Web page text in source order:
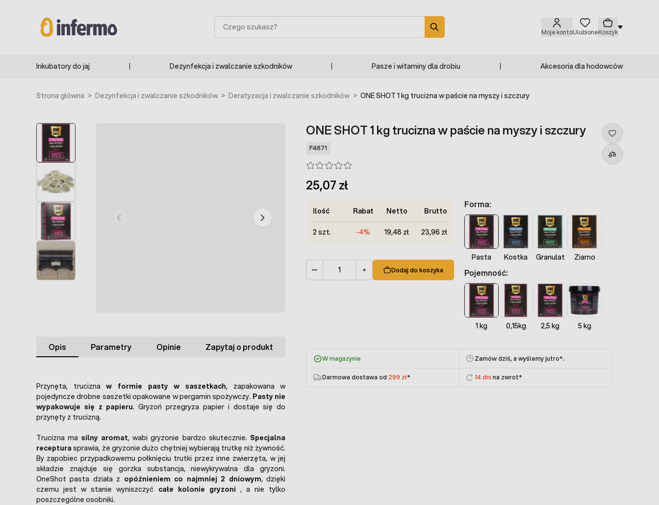
Moje kontoUlubioneKoszyk
Szukaj
Inkubatory do jaj Dezynfekcja i zwalczanie szkodników Pasze i witaminy dla drobiu Akcesoria dla hodowców
Strona główna > Dezynfekcja i zwalczanie szkodników > Deratyzacja i zwalczanie szkodników > ONE SHOT 1 kg trucizna w paście na myszy i szczury
ONE SHOT 1 kg trucizna w paście na myszy i szczury
F4871
25,07 zł
Dodaj do koszyka
Forma:
Pasta Kostka Granulat Ziarno
Pojemność:
1 kg 0,15kg 2,5 kg 5 kg
Ilość Rabat Netto Brutto
2 szt. -4% 19,48 zł 23,96 zł
W magazynie Zamów dziś, a wyślemy jutro*.
Darmowa dostawa od 299 zł* 14 dni na zwrot*
Opis Parametry Opinie Zapytaj o produkt
Przynęta, truciznaw formie pasty w saszetkach, zapakowana w
pojedyncze drobne saszetki opakowane w pergamin spożywczy. Pasty nie
wypakowuje się z papieru. Gryzoń przegryza papier i dostaje się do
przynęty z trucizną.
Trucizna ma silny aromat, wabi gryzonie bardzo skutecznie. Specjalna
receptura sprawia, że gryzonie dużo chętniej wybierają trutkę niż żywność.
By zapobiec przypadkowemu połknięciu trutki przez inne zwierzęta, w jej
składzie znajduje się gorzka substancja, niewykrywalna dla gryzoni.
OneShot pasta działa z opóźnieniem co najmniej 2 dniowym, dzięki
czemu jest w stanie wyniszczyć całe kolonie gryzoni , a nie tylko
poszczególne osobniki.